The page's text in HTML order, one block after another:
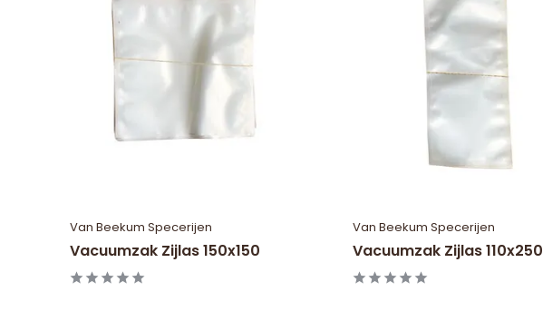
Van Beekum Specerijen
Vacuumzak Zijlas 150x150
Van Beekum Specerijen
Vacuumzak Zijlas 110x250